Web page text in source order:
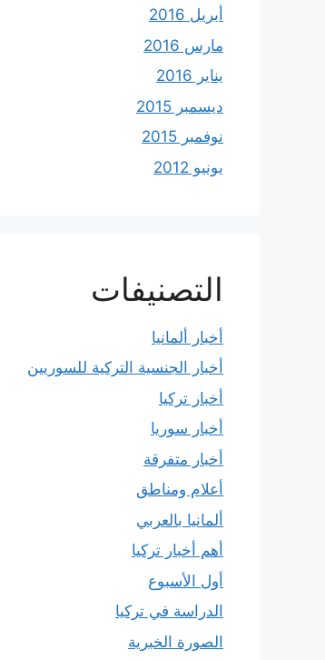
أبريل 2016
مارس 2016
يناير 2016
ديسمبر 2015
نوفمبر 2015
يونيو 2012
التصنيفات
أخبار ألمانيا
أخبار الجنسية التركية للسوريين
أخبار تركيا
أخبار سوريا
أخبار متفرقة
أعلام ومناطق
ألمانيا بالعربي
أهم أخبار تركيا
أول الأسبوع
الدراسة في تركيا
الصورة الخبرية